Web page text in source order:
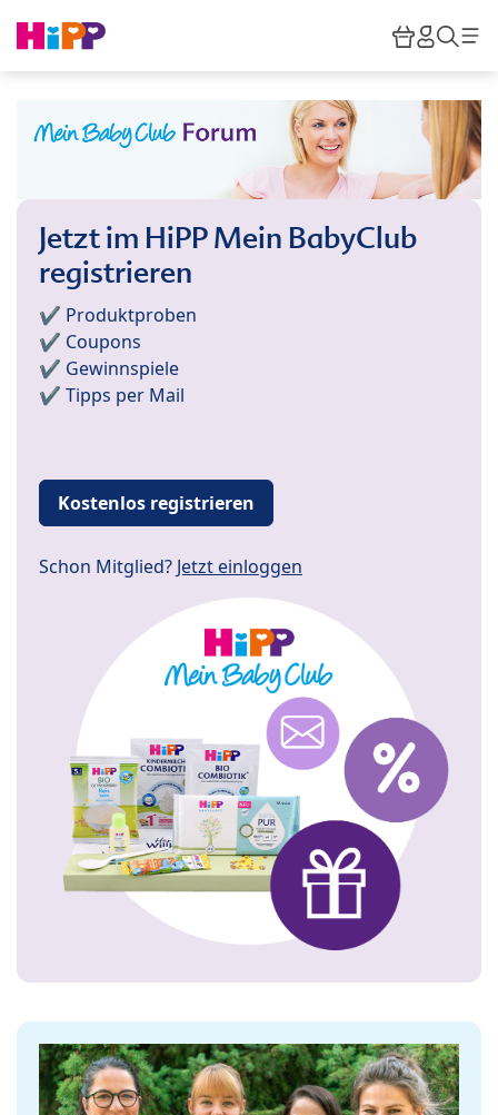
HiPP
Jetzt im HiPP Mein BabyClub
registrieren
✔️ Produktproben
✔️ Coupons
✔️ Gewinnspiele
✔️ Tipps per Mail
Kostenlos registrieren
Schon Mitglied? Jetzt einloggen